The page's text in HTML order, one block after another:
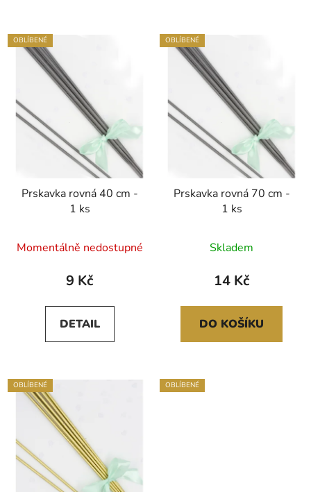
OBLÍBENÉ
Prskavka rovná 40 cm -
1 ks
hodnocení
produktu
5,0
z
Momentálně nedostupné
9 Kč
DETAIL
OBLÍBENÉ
Prskavka rovná 70 cm -
1 ks
Skladem
14 Kč
DO KOŠÍKU
OBLÍBENÉ OBLÍBENÉ